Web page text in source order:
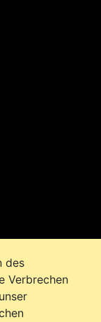
des
Verbrechen